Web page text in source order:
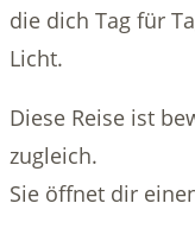
die dich Tag für
Licht.
Diese Reise ist
zugleich.
Sie öffnet dir